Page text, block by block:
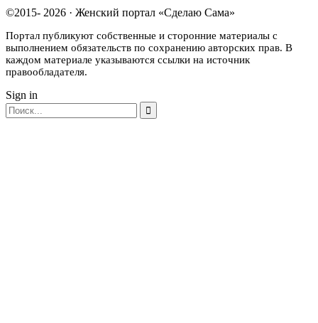
©2015- 2026 · Женский портал «Сделаю Сама»
Портал публикуют собственные и сторонние материалы с
выполнением обязательств по сохранению авторских прав. В
каждом материале указываются ссылки на источник
правообладателя.
Sign in